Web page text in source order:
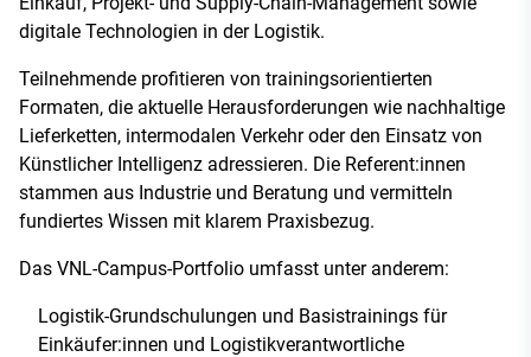
digitale Technologien in der Logistik.
Teilnehmende profitieren von trainingsorientierten
Formaten, die aktuelle Herausforderungen wie nachhaltige
Lieferketten, intermodalen Verkehr oder den Einsatz von
Künstlicher Intelligenz adressieren. Die Referent:innen
stammen aus Industrie und Beratung und vermitteln
fundiertes Wissen mit klarem Praxisbezug.
Das VNL-Campus-Portfolio umfasst unter anderem:
Logistik-Grundschulungen und Basistrainings für
Einkäufer:innen und Logistikverantwortliche